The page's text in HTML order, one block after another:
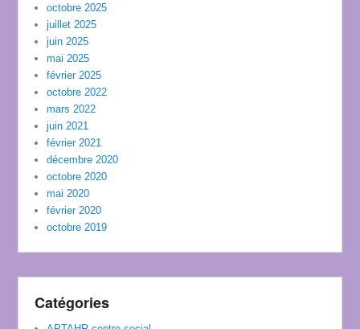
octobre 2025
juillet 2025
juin 2025
mai 2025
février 2025
octobre 2022
mars 2022
juin 2021
février 2021
décembre 2020
octobre 2020
mai 2020
février 2020
octobre 2019
Catégories